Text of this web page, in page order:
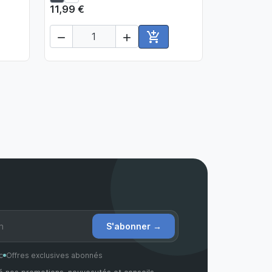
au panier
11,99 €
  
Ajouter au panier
S'abonner →
Offres exclusives abonnés